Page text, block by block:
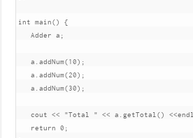
int main()
{
Adder
a ;
   a
.addNum(10);
   a
.addNum(20);
   a
.addNum(30);
   cout
<< "Total " << a .getTotal () <<endl
return
0 ;